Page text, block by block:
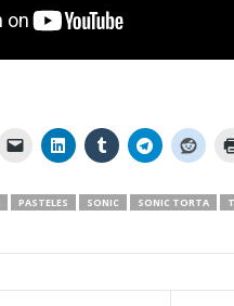
PASTELES SONIC SONIC TORTA